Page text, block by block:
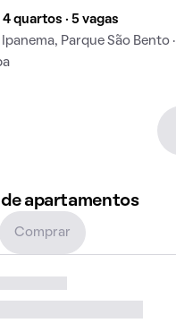
4 quartos · 5 vagas
Parque São Bento ·
de apartamentos
Comprar